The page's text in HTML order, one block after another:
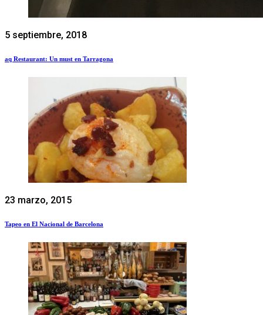
5 septiembre, 2018
aq Restaurant: Un must en Tarragona
23 marzo, 2015
Tapeo en El Nacional de Barcelona